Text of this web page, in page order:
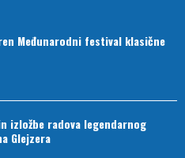
Međunarodni festival klasične
izložbe radova legendarnog
Glejzera